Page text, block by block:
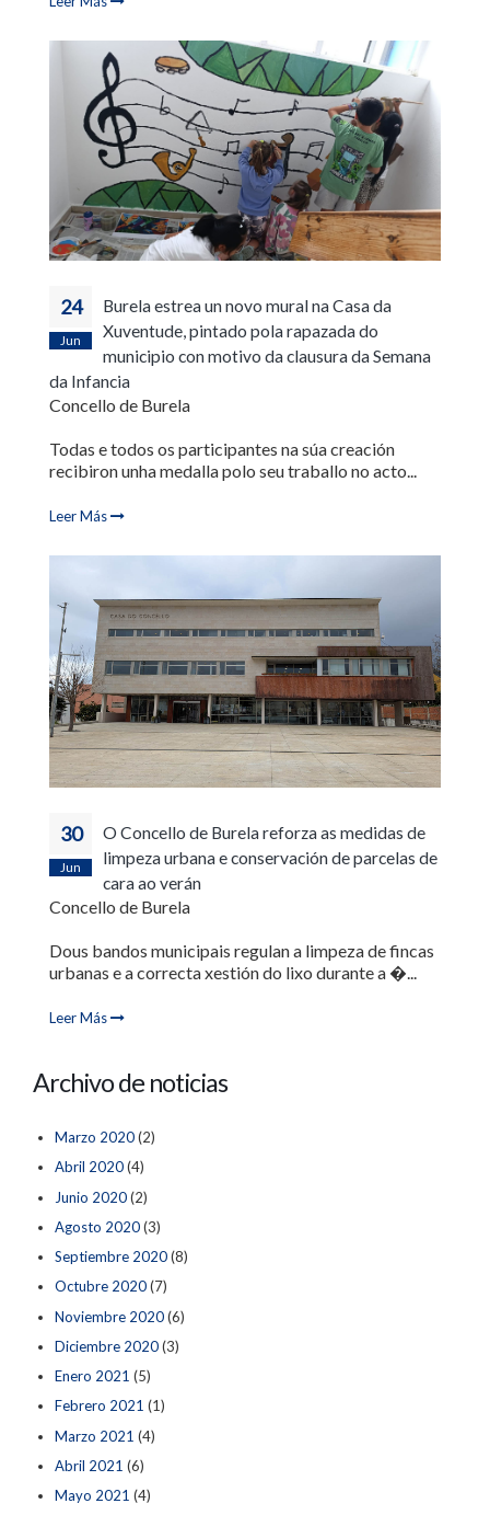
24
Jun
Burela estrea un novo mural na Casa da
Xuventude, pintado pola rapazada do
municipio con motivo da clausura da Semana
da Infancia
Concello de Burela
Todas e todos os participantes na súa creación
recibiron unha medalla polo seu traballo no acto...
Leer Más
30
Jun
O Concello de Burela reforza as medidas de
limpeza urbana e conservación de parcelas de
cara ao verán
Concello de Burela
Dous bandos municipais regulan a limpeza de fincas
urbanas e a correcta xestión do lixo durante a �...
Leer Más
Archivo de noticias
Marzo 2020(2)
Abril 2020(4)
Junio 2020(2)
Agosto 2020(3)
Septiembre 2020(8)
Octubre 2020(7)
Noviembre 2020(6)
Diciembre 2020(3)
Enero 2021 (5)
Febrero 2021 (1)
Marzo 2021 (4)
Abril 2021 (6)
Mayo 2021 (4)